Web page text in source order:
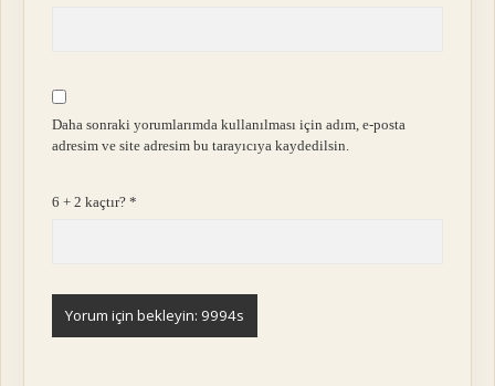
Daha sonraki yorumlarımda kullanılması için adım, e-posta
adresim ve site adresim bu tarayıcıya kaydedilsin.
6 + 2 kaçtır?*